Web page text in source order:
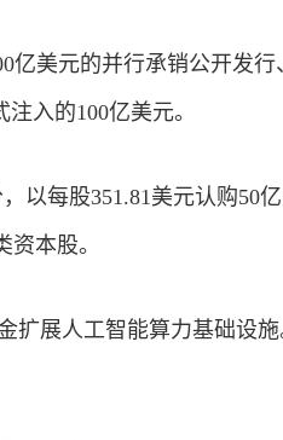
亿美元的并行承销公开发
入的100亿美元。
以每股351.81美元认购50
资本股。
扩展人工智能算力基础设